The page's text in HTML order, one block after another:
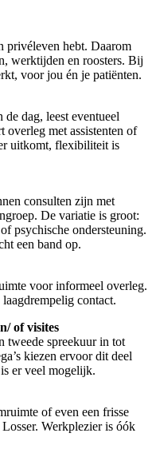
privéleven hebt. Daarom
werktijden en roosters. Bij
voor jou én je patiënten.
dag, leest eventueel
overleg met assistenten of
uitkomt, flexibiliteit is
consulten zijn met
De variatie is groot:
psychische ondersteuning.
een band op.
voor informeel overleg.
contact.
of visites
tweede spreekuur in tot
kiezen ervoor dit deel
er veel mogelijk.
of even een frisse
Werkplezier is óók